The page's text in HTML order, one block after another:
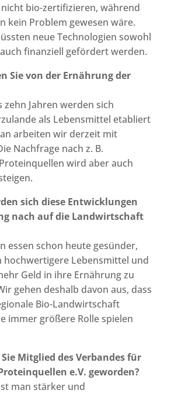
bio-zertifizieren, während
kein Problem gewesen wäre.
neue Technologien sowohl
finanziell gefördert werden.
Sie von der Ernährung der
zehn Jahren werden sich
als Lebensmittel etabliert
arbeiten wir derzeit mit
Nachfrage nach z. B.
wird aber auch
sich diese Entwicklungen
nach auf die Landwirtschaft
essen schon heute gesünder,
hochwertigere Lebensmittel und
Geld in ihre Ernährung zu
gehen deshalb davon aus, dass
Bio-Landwirtschaft
immer größere Rolle spielen
Mitglied des Verbandes für
e.V. geworden?
man stärker und